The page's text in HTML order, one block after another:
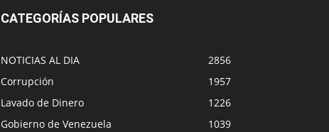
CATEGORÍAS POPULARES
NOTICIAS AL DIA
2856
Corrupción
1957
Lavado de Dinero
1226
Gobierno de Venezuela
1039